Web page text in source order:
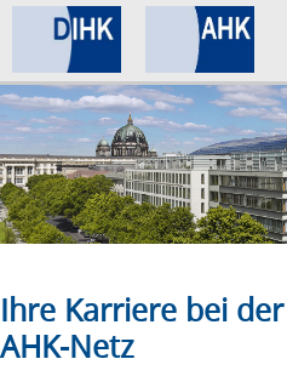
Home
Datenschutz
Impressum
Ihre Karriere bei
AHK-Netz